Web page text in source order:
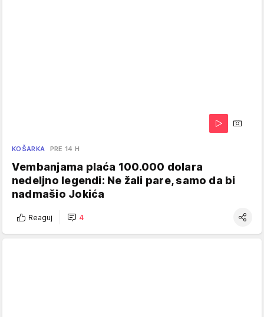
KOŠARKA PRE 14 H
Vembanjama plaća 100.000 dolara
nedeljno legendi: Ne žali pare, samo da bi
nadmašio Jokića
Reaguj 4